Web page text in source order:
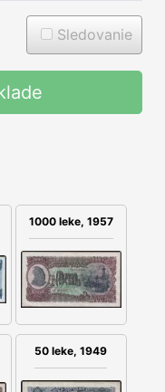
Sledovanie
1000 leke, 1957
50 leke, 1949